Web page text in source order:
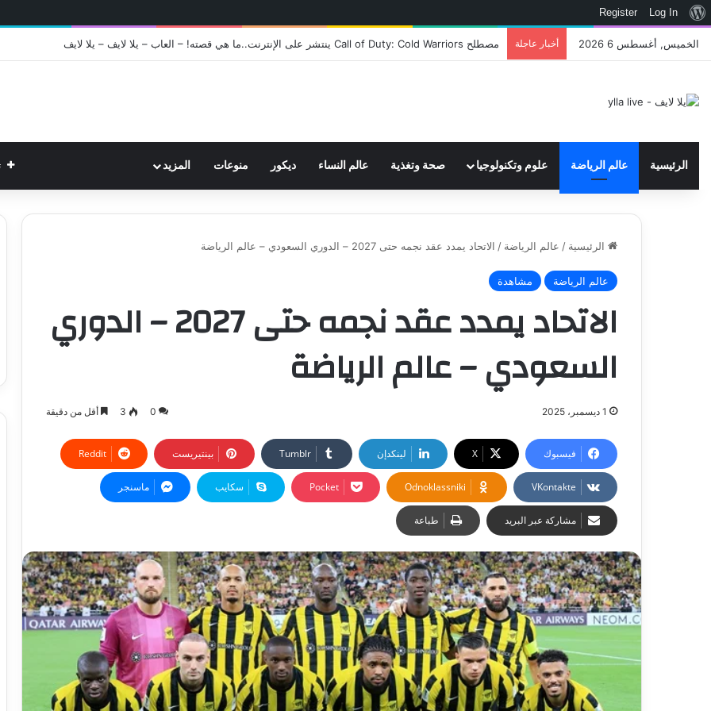
نبذة
ووردبريس
Log In
Register
الخميس, أغسطس 6 2026 أخبار عاجلة اتحاد WWE يسجل ثلاث علامات تجارية تتعلق في الألعاب..هل هناك إعلان قريب! – العاب – يلا لايف – يلا لايف
الرئيسية عالم الرياضة علوم وتكنولوجيا صحة وتغذية عالم النساء ديكور منوعات المزيد
الرئيسية / عالم الرياضة / الاتحاد يمدد عقد نجمه حتى 2027 – الدوري السعودي – عالم الرياضة
عالم الرياضة مشاهدة
الاتحاد يمدد عقد نجمه حتى 2027 – الدوري
السعودي – عالم الرياضة
1 ديسمبر، 2025 0
3 أقل من دقيقة
فيسبوك ‫X لينكدإن بينتيريست
Odnoklassniki
‫Pocket سكايب ماسنجر
مشاركة عبر البريد طباعة